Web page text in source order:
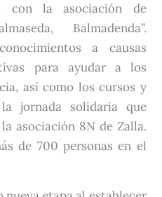
con la asociación de
Balmadenda”.
a causas
para ayudar a los
así como los cursos y
jornada solidaria que
asociación 8N de Zalla.
de 700 personas en el